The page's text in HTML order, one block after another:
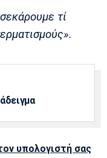
τί
υπολογιστή σας